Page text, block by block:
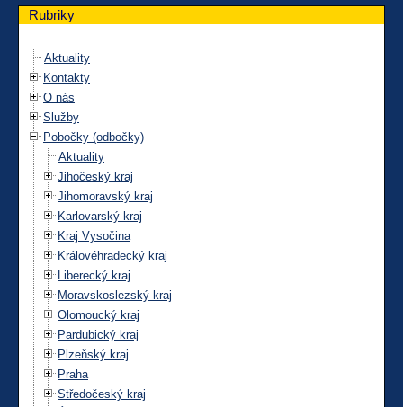
Rubriky
Aktuality
Kontakty
O nás
Služby
Pobočky (odbočky)
Aktuality
Jihočeský kraj
Jihomoravský kraj
Karlovarský kraj
Kraj Vysočina
Královéhradecký kraj
Liberecký kraj
Moravskoslezský kraj
Olomoucký kraj
Pardubický kraj
Plzeňský kraj
Praha
Středočeský kraj